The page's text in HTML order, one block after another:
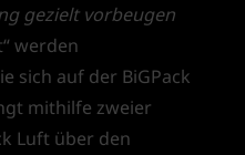
gezielt vorbeugen
werden
sich auf der BiGPack
mithilfe zweier
Luft über den